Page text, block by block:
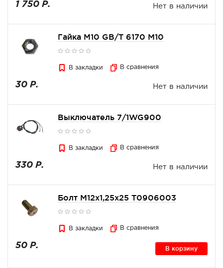
1 750 Р. Нет в наличии
Гайка М10 GB/T 6170 M10
В закладки В сравнения
30 Р. Нет в наличии
Выключатель 7/1WG900
В закладки В сравнения
330 Р. Нет в наличии
Болт М12x1,25x25 Т0906003
В закладки В сравнения
50 Р. В корзину